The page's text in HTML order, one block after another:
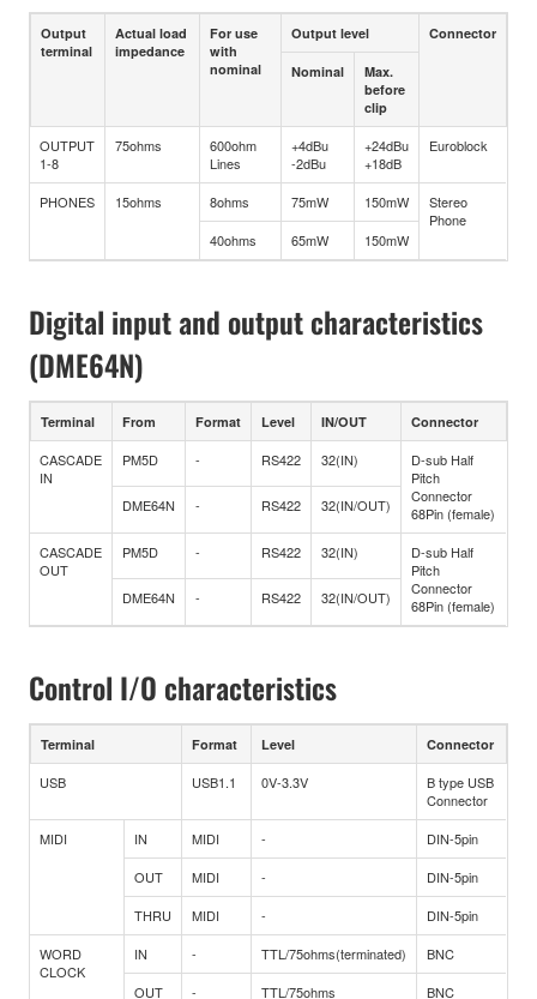
Output
terminal
Actual load
impedance
For use
with
nominal
Output level Connector
Nominal
Max.
before
clip
OUTPUT
1-8
75ohms
600ohm
Lines
+4dBu
-2dBu
+24dBu
+18dB
Euroblock
PHONES 15ohms 8ohms 75mW 150mW
Stereo
Phone
40ohms
65mW 150mW
Digital input and output characteristics
(DME64N)
Terminal From Format Level IN/OUT Connector
CASCADE
IN
PM5D - RS422 32(IN)
D-sub Half
Pitch
Connector
68Pin (female)
DME64N - RS422 32(IN/OUT)
CASCADE
OUT
PM5D - RS422 32(IN)
D-sub Half
Pitch
Connector
68Pin (female)
DME64N - RS422 32(IN/OUT)
Control I/O characteristics
Terminal Format Level Connector
USB USB1.1 0V-3.3V
B type USB
Connector
MIDI
IN MIDI -
DIN-5pin
OUT
MIDI -
DIN-5pin
THRU
MIDI -
DIN-5pin
WORD
CLOCK
IN - TTL/75ohms(terminated)
BNC
OUT
- TTL/75ohms
BNC